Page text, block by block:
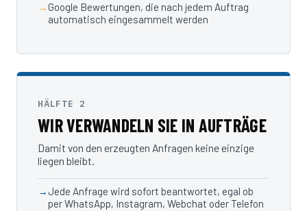
Google Bewertungen, die nach jedem Auftrag
automatisch eingesammelt werden
HÄLFTE 2
WIR VERWANDELN SIE IN AUFTRÄGE
Damit von den erzeugten Anfragen keine einzige
liegen bleibt.
Jede Anfrage wird sofort beantwortet, egal ob
per WhatsApp, Instagram, Webchat oder Telefon